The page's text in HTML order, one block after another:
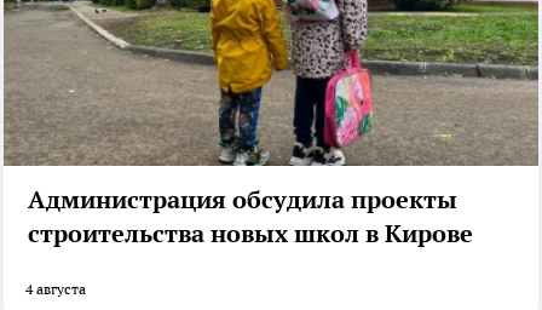
Администрация обсудила проекты
строительства новых школ в Кирове
4 августа